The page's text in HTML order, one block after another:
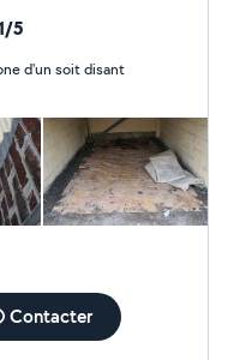
5
d'un soit disant
Contacter